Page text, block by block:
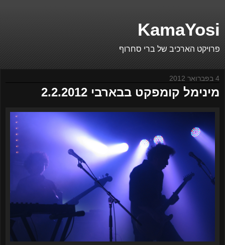
KamaYosi
פרויקט הארכיב של ברי סחרוף
4 בפברואר 2012
מינימל קומפקט בבארבי 2.2.2012